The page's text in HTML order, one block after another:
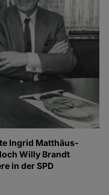
Ingrid Matthäus-
Willy Brandt
in der SPD